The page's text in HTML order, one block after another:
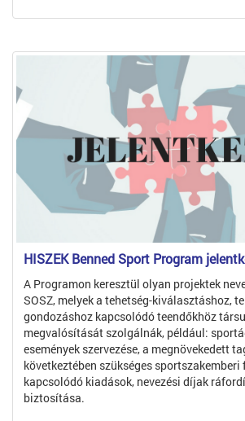
HISZEK Benned Sport Program
A Programon keresztül olyan projektek
SOSZ, melyek a tehetség-kiválasztáshoz,
gondozáshoz kapcsolódó teendőkhöz
megvalósítását szolgálnák, például:
események szervezése, a megnövekedett
következtében szükséges
kapcsolódó kiadások, nevezési díjak
biztosítása.